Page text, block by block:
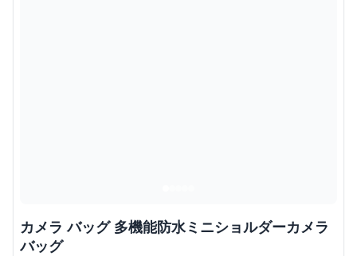
カメラ バッグ 多機能防水ミニショルダーカメラ
バッグ